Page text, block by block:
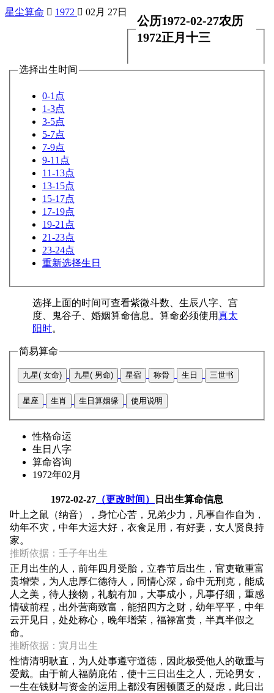
星尘算命  1972  02月 27日
公历1972-02-27农历
1972正月十三
选择出生时间
0-1点
1-3点
3-5点
5-7点
7-9点
9-11点
11-13点
13-15点
15-17点
17-19点
19-21点
21-23点
23-24点
重新选择生日
选择上面的时间可查看紫微斗数、生辰八字、宫
度、鬼谷子、婚姻算命信息。算命必须使用真太
阳时。
简易算命
九星( 女命) 九星( 男命) 星宿 称骨 生日 三世书
星座 生肖 生日算姻缘 使用说明
性格命运
生日八字
算命咨询
1972年02月
1972-02-27 （更改时间）
日出生算命信息
叶上之鼠（纳音），身忙心苦，兄弟少力，凡事自作自为，
幼年不灾，中年大运大好，衣食足用，有好妻，女人贤良持
家。
推断依据：壬子年出生
正月出生的人，前年四月受胎，立春节后出生，官吏敬重富
贵增荣，为人忠厚仁德待人，同情心深，命中无刑克，能成
人之美，待人接物，礼貌有加，大事成小，凡事仔细，重感
情破前程，出外营商致富，能招四方之财，幼年平平，中年
云开见日，处处称心，晚年增荣，福禄富贵，半真半假之
命。
推断依据：寅月出生
性情清明耿直，为人处事遵守道德，因此极受他人的敬重与
爱戴。由于前人福荫庇佑，使十三日出生之人，无论男女，
一生在钱财与资金的运用上都没有困顿匮乏的疑虑，此日出